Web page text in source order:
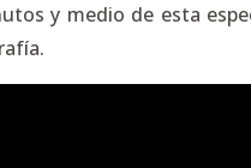
y medio de esta